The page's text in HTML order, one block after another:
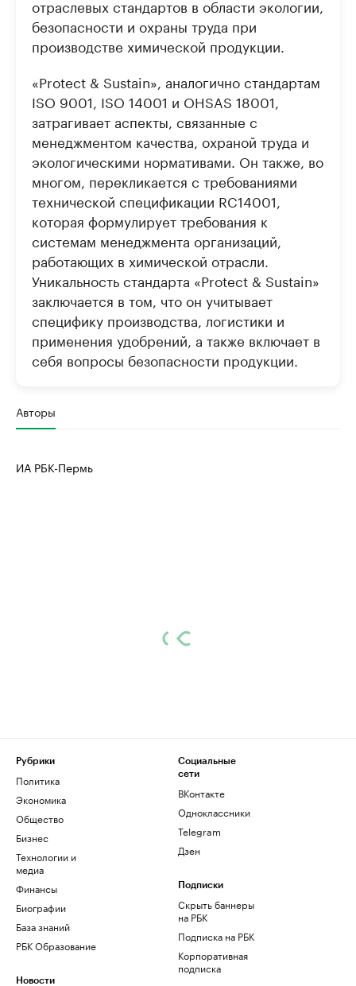
отраслевых стандартов в области экологии,
безопасности и охраны труда при
производстве химической продукции.
«Protect & Sustain», аналогично стандартам
ISO 9001, ISO 14001 и OHSAS 18001,
затрагивает аспекты, связанные с
менеджментом качества, охраной труда и
экологическими нормативами. Он также, во
многом, перекликается с требованиями
технической спецификации RC14001,
которая формулирует требования к
системам менеджмента организаций,
работающих в химической отрасли.
Уникальность стандарта «Protect & Sustain»
заключается в том, что он учитывает
специфику производства, логистики и
применения удобрений, а также включает в
себя вопросы безопасности продукции.
Авторы
ИА РБК-Пермь
Рубрики
Политика
Экономика
Общество
Бизнес
Технологии и
медиа
Финансы
Биографии
База знаний
РБК Образование
Новости
Социальные
сети
ВКонтакте
Одноклассники
Telegram
Дзен
Подписки
Скрыть баннеры
на РБК
Подписка на РБК
Корпоративная
подписка